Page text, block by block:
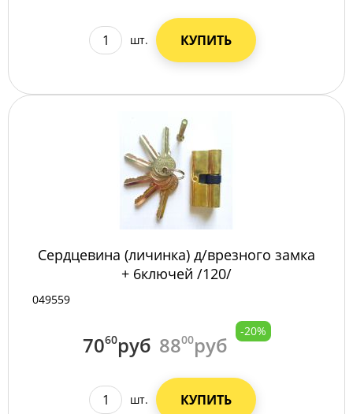
шт. КУПИТЬ
Сердцевина (личинка) д/врезного замка
+ 6ключей /120/
049559
7060руб 8800руб
-20%
шт. КУПИТЬ